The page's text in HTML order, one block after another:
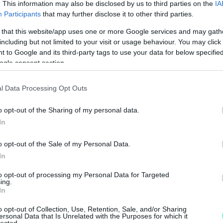
This information may also be disclosed by us to third parties on the
Participants that may further disclose it to other third parties.
that this website/app uses one or more Google services and may
but not limited to your visit or usage behaviour. You may
to Google and its third-party tags to use your data for below
consent section.
Data Processing Opt Outs
opt-out of the Sharing of my personal data.
opt-out of the Sale of my Personal Data.
opt-out of processing my Personal Data for Targeted
opt-out of Collection, Use, Retention, Sale, and/or Sharing
Data that Is Unrelated with the Purposes for which it
háziorvos, aki hozzátette, hogy senki sem
is kifejtette, hogy a betegeinek ötödét
személyes, fizikai jelenlétet igénylő
Címlapfotó: MTI/Balogh Zoltán